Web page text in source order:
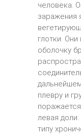
человека.
заражения
глотки.
оболочку
плевру и
левая
типу